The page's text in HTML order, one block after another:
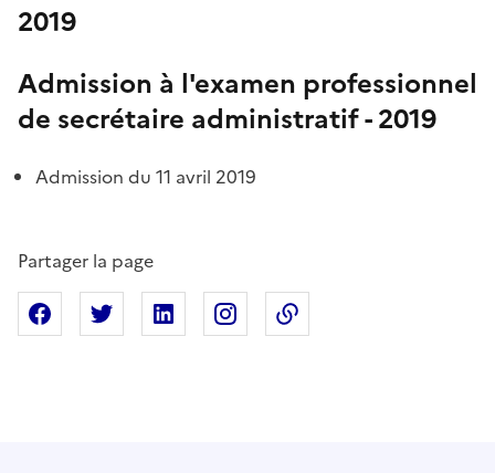
2019
Admission à l'examen professionnel
de secrétaire administratif - 2019
Admission du 11 avril 2019
Partager la page
Partager sur Facebook
Partager sur XPartager sur Linkedin
Partager sur Instagram